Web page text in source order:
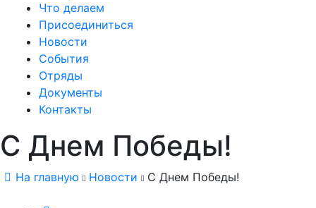
Что делаем
Присоединиться
Новости
События
Отряды
Документы
Контакты
С Днем Победы!
На главную Новости С Днем Победы!